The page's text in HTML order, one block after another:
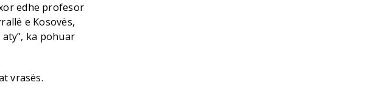
edhe profesor
e Kosovës,
ka pohuar
vrasës.